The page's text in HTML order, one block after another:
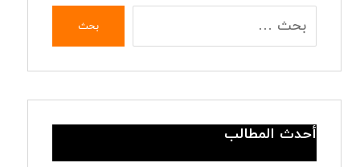
بحث
أحدث المطالب